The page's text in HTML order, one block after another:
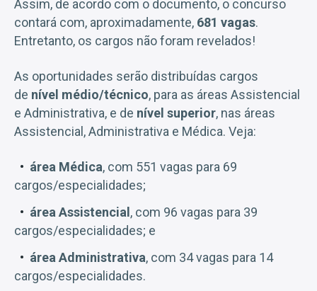
Assim, de acordo com o documento, o concurso
contará com, aproximadamente, 681 vagas.
Entretanto, os cargos não foram revelados!
As oportunidades serão distribuídas cargos
de nível médio/técnico, para as áreas Assistencial
e Administrativa, e de nível superior, nas áreas
Assistencial, Administrativa e Médica. Veja:
área Médica, com 551 vagas para 69
cargos/especialidades;
área Assistencial , com 96 vagas para 39
cargos/especialidades; e
área Administrativa, com 34 vagas para 14
cargos/especialidades.